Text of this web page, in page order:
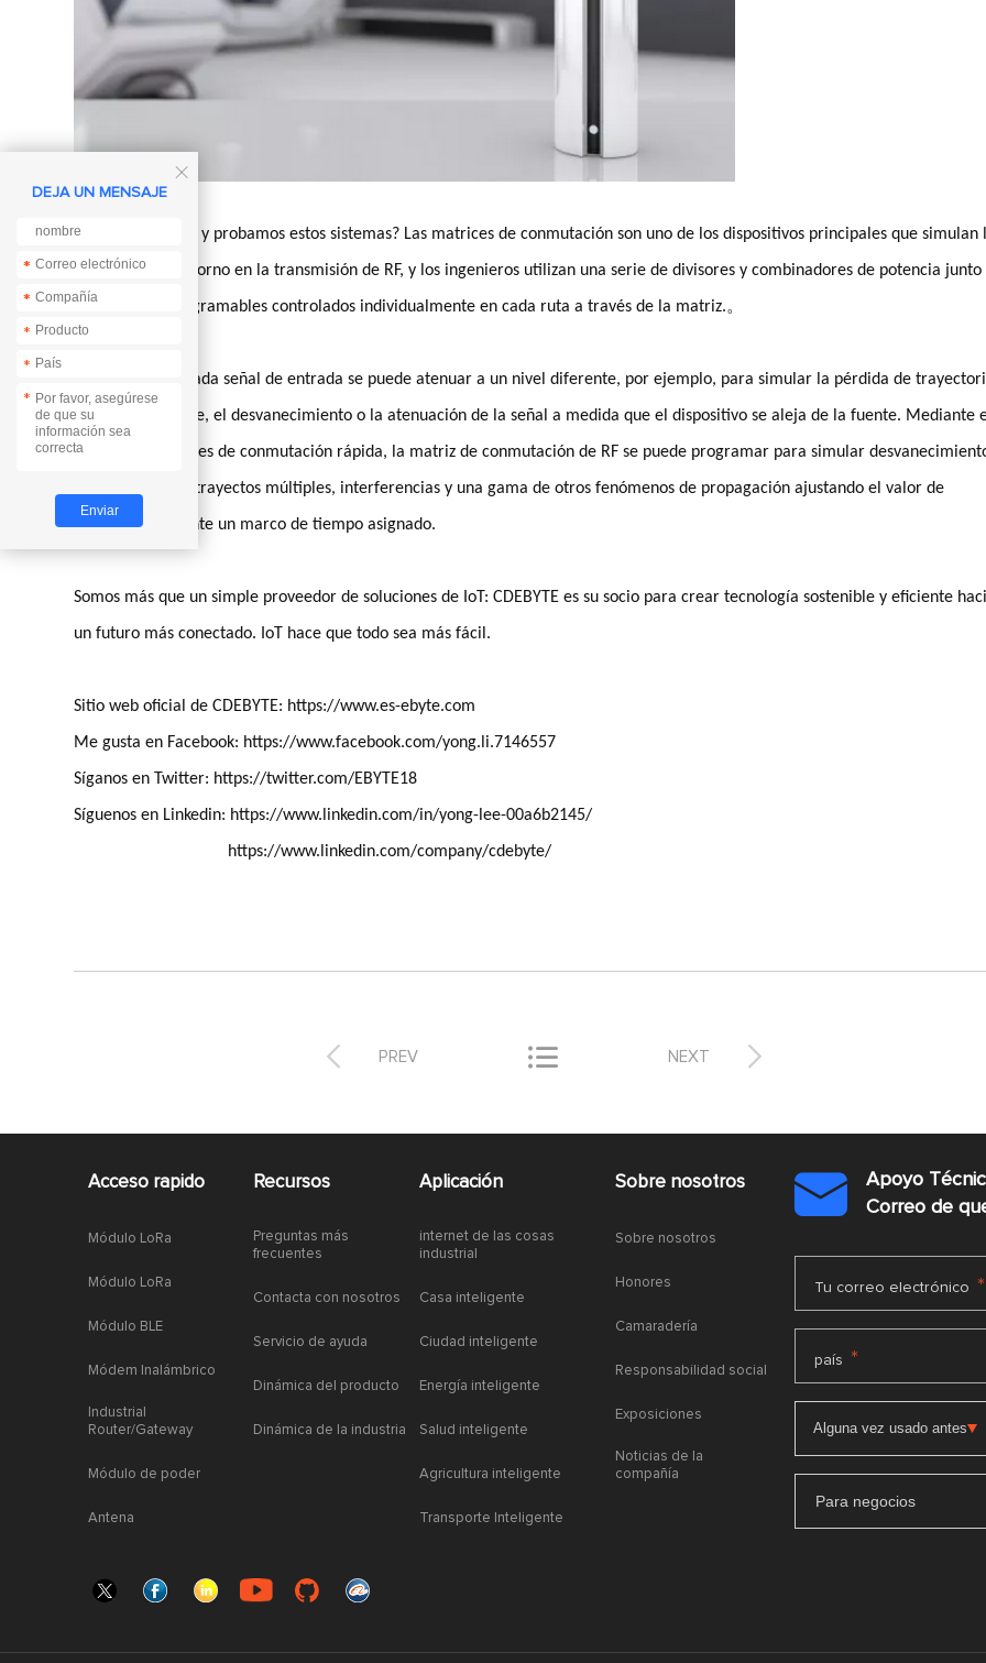
Cómo simulamos y probamos estos sistemas? Las matrices de conmutación son uno de los dispositivos principales que simulan
efectos de un entorno en la transmisión de RF, y los ingenieros utilizan una serie de divisores y combinadores de potencia junto
atenuadores programables controlados individualmente en cada ruta a través de la matriz.。
De esta forma, cada señal de entrada se puede atenuar a un nivel diferente, por ejemplo, para simular la pérdida de
en el espacio libre, el desvanecimiento o la atenuación de la señal a medida que el dispositivo se aleja de la fuente. Mediante
uso de atenuadores de conmutación rápida, la matriz de conmutación de RF se puede programar para simular
rápidos y lentos, trayectos múltiples, interferencias y una gama de otros fenómenos de propagación ajustando el valor de
atenuación durante un marco de tiempo asignado.
Somos más que un simple proveedor de soluciones de IoT: CDEBYTE es su socio para crear tecnología sostenible y eficiente
un futuro más conectado. IoT hace que todo sea más fácil.
Sitio web oficial de CDEBYTE: https://www.es-ebyte.com
Me gusta en Facebook: https://www.facebook.com/yong.li.7146557
Síganos en Twitter: https://twitter.com/EBYTE18
Síguenos en Linkedin: https://www.linkedin.com/in/yong-lee-00a6b2145/
https://www.linkedin.com/company/cdebyte/
 PREV  
NEXT
Acceso rapido
Módulo LoRa
Módulo LoRa
Módulo BLE
Módem Inalámbrico
Industrial
Router/Gateway
Módulo de poder
Antena
Recursos
Preguntas más
frecuentes
Contacta con nosotros
Servicio de ayuda
Dinámica del producto
Dinámica de la industria
Aplicación
internet de las cosas
industrial
Casa inteligente
Ciudad inteligente
Energía inteligente
Salud inteligente
Agricultura inteligente
Transporte Inteligente
Sobre nosotros
Sobre nosotros
Honores
Camaradería
Responsabilidad social
Exposiciones
Noticias de la
compañía

Apoyo
Correo de
Tu correo electrónico *
país *
Para negocios

DEJA UN MENSAJE
*
*
*
*
*
*
*